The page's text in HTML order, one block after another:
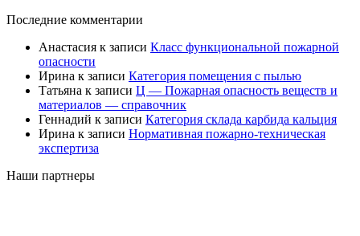
Последние комментарии
Анастасия к записи Класс функциональной пожарной
опасности
Ирина к записи Категория помещения с пылью
Татьяна к записи Ц — Пожарная опасность веществ и
материалов — справочник
Геннадий к записи Категория склада карбида кальция
Ирина к записи Нормативная пожарно-техническая
экспертиза
Наши партнеры